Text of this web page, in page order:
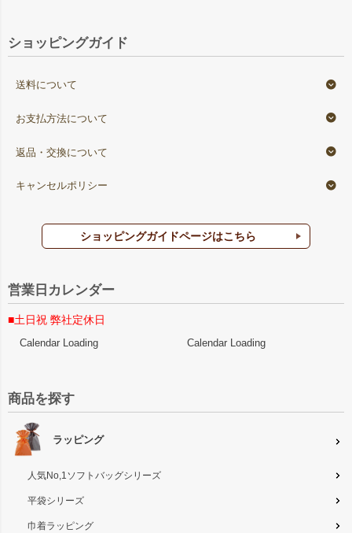
ショッピングガイド
送料について
お支払方法について
返品・交換について
キャンセルポリシー
ショッピングガイドページはこちら
営業日カレンダー
■土日祝 弊社定休日
Calendar Loading Calendar Loading
商品を探す
ラッピング
人気No,1ソフトバッグシリーズ
平袋シリーズ
巾着ラッピング